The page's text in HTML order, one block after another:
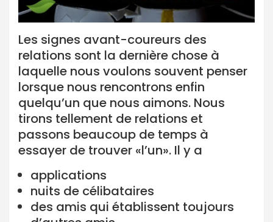
Les signes avant-coureurs des
relations sont la dernière chose à
laquelle nous voulons souvent penser
lorsque nous rencontrons enfin
quelqu’un que nous aimons. Nous
tirons tellement de relations et
passons beaucoup de temps à
essayer de trouver «l’un». Il y a
applications
nuits de célibataires
des amis qui établissent toujours